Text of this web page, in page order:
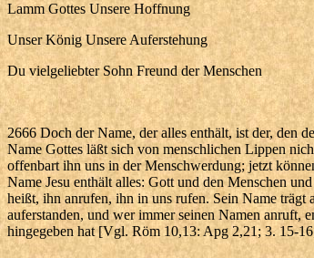
Lamm Gottes Unsere Hoffnung
Unser König Unsere Auferstehung
Du vielgeliebter Sohn Freund der Menschen
2666 Doch der Name, der alles enthält, ist der, den
Name Gottes läßt sich von menschlichen Lippen
offenbart ihn uns in der Menschwerdung; jetzt
Name Jesu enthält alles: Gott und den Menschen
heißt, ihn anrufen, ihn in uns rufen. Sein Name trägt
auferstanden, und wer immer seinen Namen anruft,
hingegeben hat [Vgl. Röm 10,13: Apg 2,21; 3. 15-